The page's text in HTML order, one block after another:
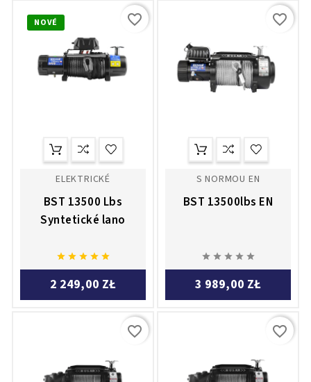
NOVÉ
ELEKTRICKÉ
BST 13500 Lbs
Syntetické lano
    
2 249,00 ZŁ
favorite_border
S NORMOU EN
BST 13500lbs EN
    
3 989,00 ZŁ
favorite_border
favorite_border favorite_border